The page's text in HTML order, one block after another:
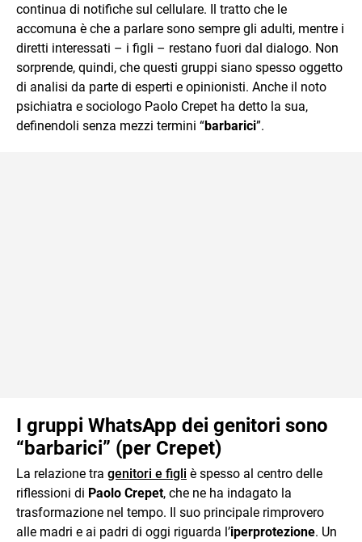
continua di notifiche sul cellulare. Il tratto che le
accomuna è che a parlare sono sempre gli adulti, mentre i
diretti interessati – i figli – restano fuori dal dialogo. Non
sorprende, quindi, che questi gruppi siano spesso oggetto
di analisi da parte di esperti e opinionisti. Anche il noto
psichiatra e sociologo Paolo Crepet ha detto la sua,
definendoli senza mezzi termini “barbarici”.
I gruppi WhatsApp dei genitori sono
“barbarici” (per Crepet)
La relazione tra genitori e figli è spesso al centro delle
riflessioni di Paolo Crepet, che ne ha indagato la
trasformazione nel tempo. Il suo principale rimprovero
alle madri e ai padri di oggi riguarda l’iperprotezione. Un